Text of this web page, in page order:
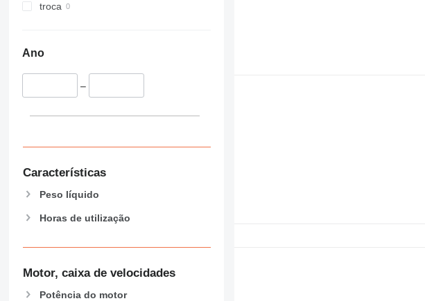
troca
Ano
–
Características
Peso líquido
Horas de utilização
Motor, caixa de velocidades
Potência do motor